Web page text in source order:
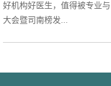
好机构好医生，值得被专业
大会暨司南榜发...